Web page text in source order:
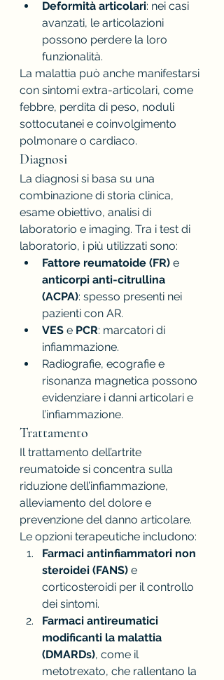
Deformità articolari: nei casi
avanzati, le articolazioni
possono perdere la loro
funzionalità.
La malattia può anche manifestarsi
con sintomi extra-articolari, come
febbre, perdita di peso, noduli
sottocutanei e coinvolgimento
polmonare o cardiaco.
Diagnosi
La diagnosi si basa su una
combinazione di storia clinica,
esame obiettivo, analisi di
laboratorio e imaging. Tra i test di
laboratorio, i più utilizzati sono:
Fattore reumatoide (FR) e
anticorpi anti-citrullina
(ACPA): spesso presenti nei
pazienti con AR.
VES e PCR: marcatori di
infiammazione.
Radiografie, ecografie e
risonanza magnetica possono
evidenziare i danni articolari e
l’infiammazione.
Trattamento
Il trattamento dell’artrite
reumatoide si concentra sulla
riduzione dell’infiammazione,
alleviamento del dolore e
prevenzione del danno articolare.
Le opzioni terapeutiche includono:
Farmaci antinfiammatori non
steroidei (FANS) e
corticosteroidi per il controllo
dei sintomi.
Farmaci antireumatici
modificanti la malattia
(DMARDs), come il
metotrexato, che rallentano la